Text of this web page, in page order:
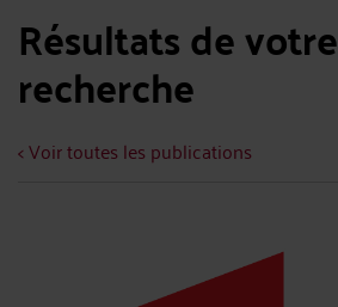
Résultats de votre
recherche
< Voir toutes les publications